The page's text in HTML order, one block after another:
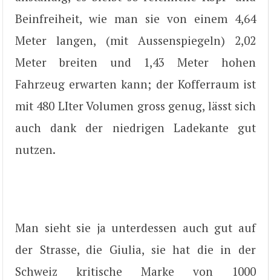
Beinfreiheit, wie man sie von einem 4,64
Meter langen, (mit Aussenspiegeln) 2,02
Meter breiten und 1,43 Meter hohen
Fahrzeug erwarten kann; der Kofferraum ist
mit 480 LIter Volumen gross genug, lässt sich
auch dank der niedrigen Ladekante gut
nutzen.
Man sieht sie ja unterdessen auch gut auf
der Strasse, die Giulia, sie hat die in der
Schweiz kritische Marke von 1000